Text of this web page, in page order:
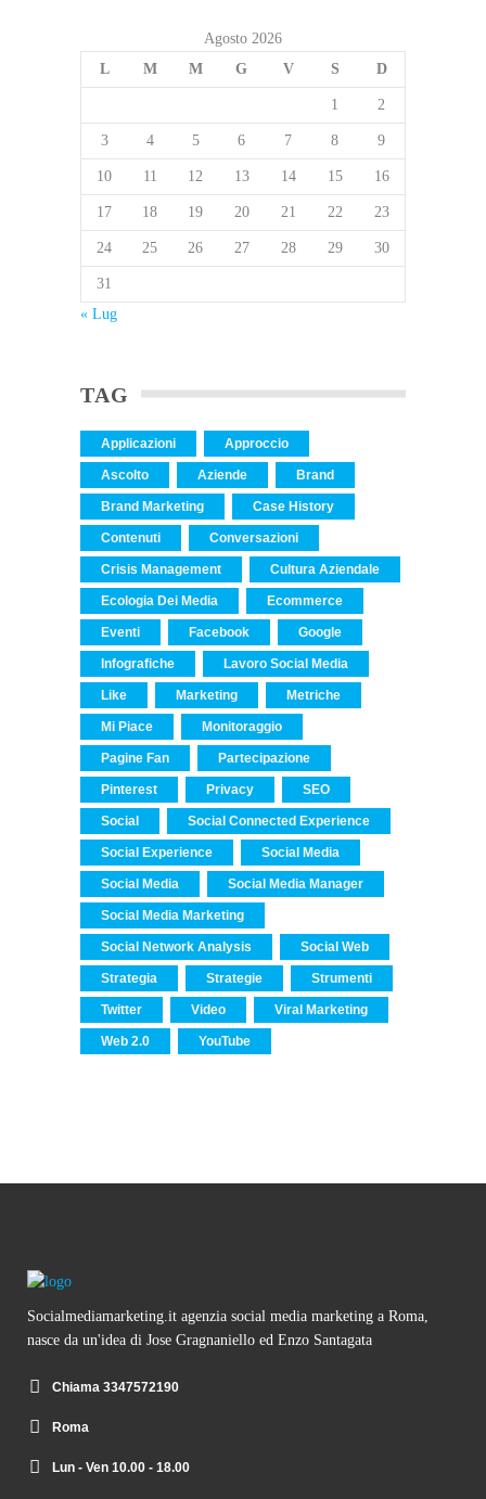
Agosto 2026
L
M M G V S D
1 2
3 4 5 6 7 8 9
10 11 12 13 14 15 16
17 18 19 20 21 22 23
24 25 26 27 28 29 30
31
« Lug
TAG
Applicazioni Approccio
Ascolto Aziende Brand
Brand Marketing Case History
Contenuti Conversazioni
Crisis Management Cultura Aziendale
Ecologia Dei Media Ecommerce
Eventi Facebook Google
Infografiche Lavoro Social Media
Like Marketing Metriche
Mi Piace Monitoraggio
Pagine Fan Partecipazione
Pinterest Privacy SEO
Social Social Connected Experience
Social Experience Social Media
Social Media Social Media Manager
Social Media Marketing
Social Network Analysis Social Web
Strategia Strategie Strumenti
Twitter Video Viral Marketing
Web 2.0 YouTube
Socialmediamarketing.it agenzia social media marketing a Roma,
nasce da un'idea di Jose Gragnaniello ed Enzo Santagata
Chiama 3347572190
Roma
Lun - Ven 10.00 - 18.00